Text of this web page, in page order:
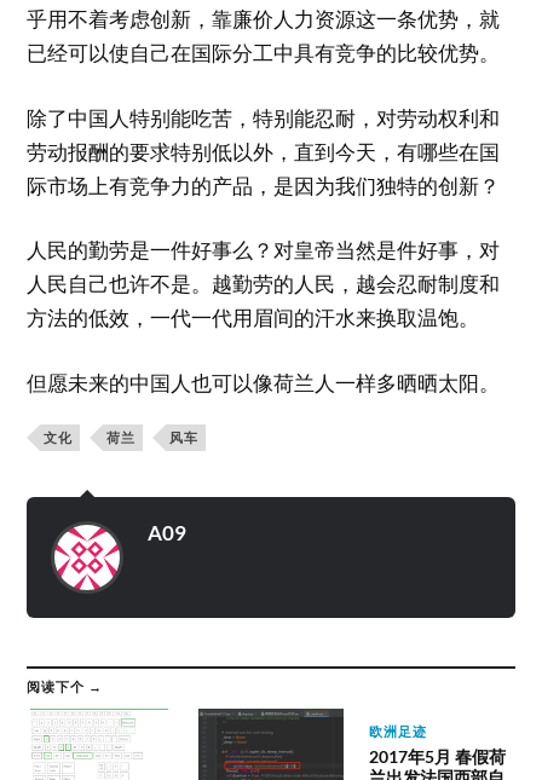
乎用不着考虑创新，靠廉价人力资源这一条优势，就
已经可以使自己在国际分工中具有竞争的比较优势。
除了中国人特别能吃苦，特别能忍耐，对劳动权利和
劳动报酬的要求特别低以外，直到今天，有哪些在国
际市场上有竞争力的产品，是因为我们独特的创新？
人民的勤劳是一件好事么？对皇帝当然是件好事，对
人民自己也许不是。越勤劳的人民，越会忍耐制度和
方法的低效，一代一代用眉间的汗水来换取温饱。
但愿未来的中国人也可以像荷兰人一样多晒晒太阳。
文化 荷兰 风车
A09
阅读下个 →
欧洲足迹
2017年5月 春假荷